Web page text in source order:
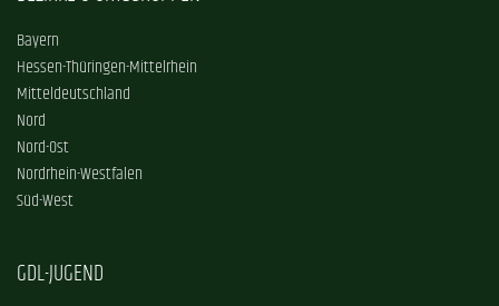
Bayern
Hessen-Thüringen-Mittelrhein
Mitteldeutschland
Nord
Nord-Ost
Nordrhein-Westfalen
Süd-West
GDL-JUGEND